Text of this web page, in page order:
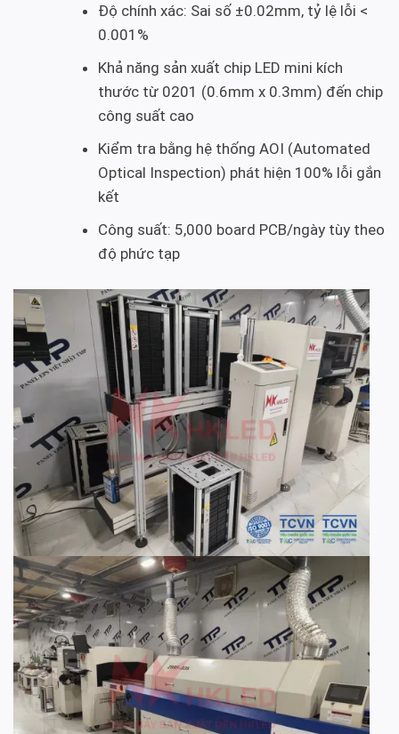
Độ chính xác: Sai số ±0.02mm, tỷ lệ lỗi <
0.001%
Khả năng sản xuất chip LED mini kích
thước từ 0201 (0.6mm x 0.3mm) đến chip
công suất cao
Kiểm tra bằng hệ thống AOI (Automated
Optical Inspection) phát hiện 100% lỗi gắn
kết
Công suất: 5,000 board PCB/ngày tùy theo
độ phức tạp